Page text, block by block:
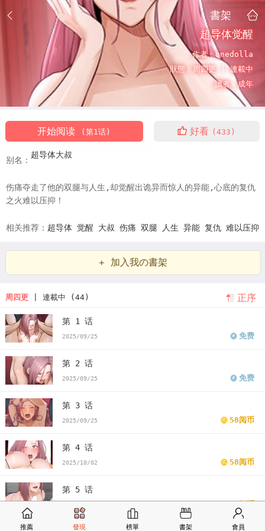
書架
超导体觉醒
作者：onedolla
狀態： 周四更 |連載中
讀者：成年
开始阅读 (第1话) 好看 (433)
别名：
超导体大叔
伤痛夺走了他的双腿与人生,却觉醒出诡异而惊人的异能,心底的复仇
之火难以压抑！
相关推荐： 超导体 觉醒 大叔 伤痛 双腿 人生 异能 复仇 难以压抑
+ 加入我の書架
周四更| 連載中 (44) 正序
第 1 话
2025/09/25 免费
第 2 话
2025/09/25 免费
第 3 话
2025/09/25 58阅币
第 4 话
2025/10/02 58阅币
第 5 话
58阅币
推薦 發現 榜單 書架 會員